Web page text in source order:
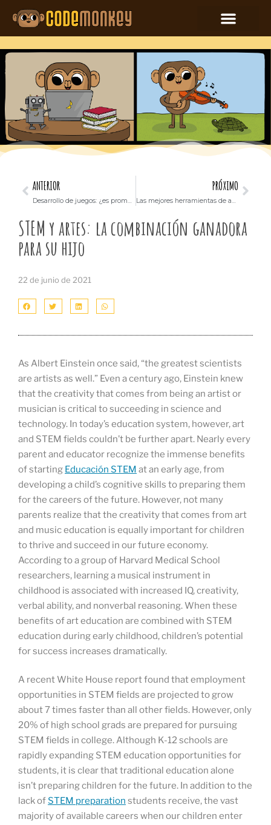
ANTERIOR
Desarrollo de juegos: ¿es prometedor estudiar?
PRÓXIMO
Las mejores herramientas de aprendizaje en línea para niños
STEM y artes: la combinación ganadora
para su hijo
22 de junio de 2021
As Albert Einstein once said, “the greatest scientists
are artists as well.” Even a century ago, Einstein knew
that the creativity that comes from being an artist or
musician is critical to succeeding in science and
technology. In today’s education system, however, art
and STEM fields couldn’t be further apart. Nearly every
parent and educator recognize the immense benefits
of starting Educación STEM at an early age, from
developing a child’s cognitive skills to preparing them
for the careers of the future. However, not many
parents realize that the creativity that comes from art
and music education is equally important for children
to thrive and succeed in our future economy.
According to a group of Harvard Medical School
researchers, learning a musical instrument in
childhood is associated with increased IQ, creativity,
verbal ability, and nonverbal reasoning. When these
benefits of art education are combined with STEM
education during early childhood, children’s potential
for success increases dramatically.
A recent White House report found that employment
opportunities in STEM fields are projected to grow
about 7 times faster than all other fields. However, only
20% of high school grads are prepared for pursuing
STEM fields in college. Although K-12 schools are
rapidly expanding STEM education opportunities for
students, it is clear that traditional education alone
isn’t preparing children for the future. In addition to the
lack ofSTEM preparation students receive, the vast
majority of available careers when our children enter